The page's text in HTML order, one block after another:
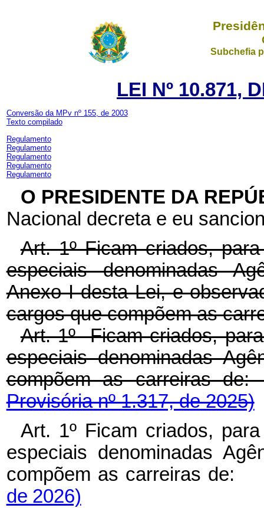
Subchefia
LEI Nº 10.871,
Conversão da MPv nº 155, de 2003
Texto compilado
Regulamento
Regulamento
Regulamento
Regulamento
Regulamento
O PRESIDENTE DA
Nacional decreta e eu
Art. 1º Ficam criados,
especiais denominadas
Anexo I desta Lei, e
cargos que compõem as
Art. 1º Ficam criados,
especiais denominadas
compõem as
Provisória nº 1.317, de 2025)
Art. 1º Ficam criados,
especiais denominadas
compõem as carreiras
de 2026)